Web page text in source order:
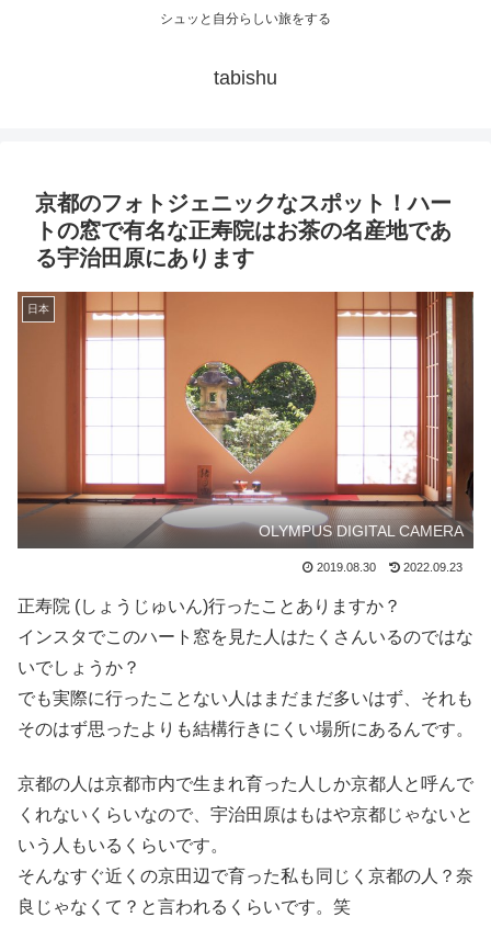
シュッと自分らしい旅をする
tabishu
京都のフォトジェニックなスポット！ハー
トの窓で有名な正寿院はお茶の名産地であ
る宇治田原にあります
日本
OLYMPUS DIGITAL CAMERA
2019.08.30 2022.09.23
正寿院 (しょうじゅいん)行ったことありますか？
インスタでこのハート窓を見た人はたくさんいるのではな
いでしょうか？
でも実際に行ったことない人はまだまだ多いはず、それも
そのはず思ったよりも結構行きにくい場所にあるんです。
京都の人は京都市内で生まれ育った人しか京都人と呼んで
くれないくらいなので、宇治田原はもはや京都じゃないと
いう人もいるくらいです。
そんなすぐ近くの京田辺で育った私も同じく京都の人？奈
良じゃなくて？と言われるくらいです。笑